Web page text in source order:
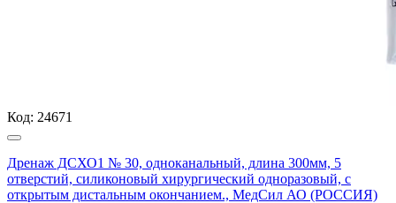
Код: 24671
Дренаж ДСХО1 № 30, одноканальный, длина 300мм, 5
отверстий, силиконовый хирургический одноразовый, с
открытым дистальным окончанием., МедСил АО (РОССИЯ)